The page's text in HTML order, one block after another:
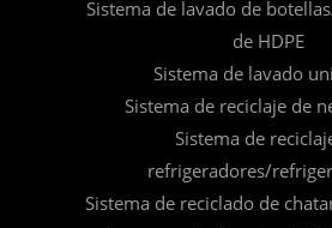
Sistema de lavado de
de HDPE
Sistema de lavado
Sistema de reciclaje de
Sistema de
refrigeradores/
Sistema de reciclado de